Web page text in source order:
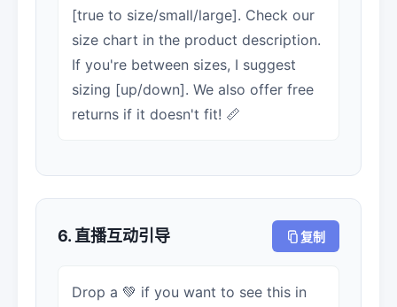
[true to size/small/large]. Check our
size chart in the product description.
If you're between sizes, I suggest
sizing [up/down]. We also offer free
returns if it doesn't fit! 📏
6. 直播互动引导 复制
Drop a 💚 if you want to see this in